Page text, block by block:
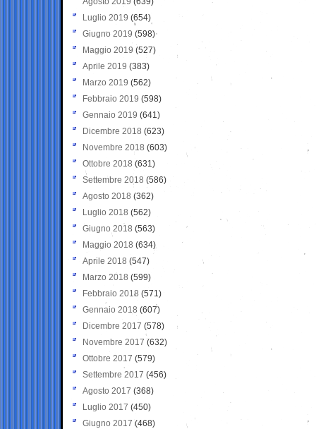
Luglio 2019 (654)
Giugno 2019 (598)
Maggio 2019 (527)
Aprile 2019 (383)
Marzo 2019 (562)
Febbraio 2019 (598)
Gennaio 2019 (641)
Dicembre 2018 (623)
Novembre 2018 (603)
Ottobre 2018 (631)
Settembre 2018 (586)
Agosto 2018 (362)
Luglio 2018 (562)
Giugno 2018 (563)
Maggio 2018 (634)
Aprile 2018 (547)
Marzo 2018 (599)
Febbraio 2018 (571)
Gennaio 2018 (607)
Dicembre 2017 (578)
Novembre 2017 (632)
Ottobre 2017 (579)
Settembre 2017 (456)
Agosto 2017 (368)
Luglio 2017 (450)
Giugno 2017 (468)